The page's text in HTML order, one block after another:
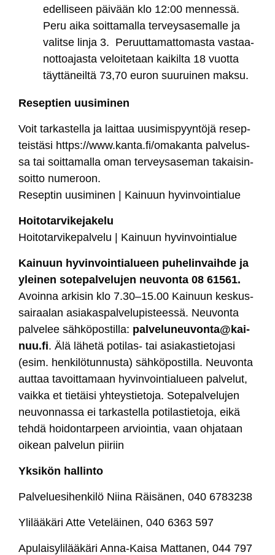
edel­li­seen päi­vään klo 12:00 men­nes­sä.
Pe­ru ai­ka soit­ta­mal­la ter­vey­sa­se­mal­le ja
va­lit­se lin­ja 3. Pe­ruut­ta­mat­to­mas­ta vas­taa­
not­toa­jas­ta ve­loi­te­taan kai­kil­ta 18 vuot­ta
täyt­tä­neil­tä 73,70 eu­ron suu­rui­nen mak­su.
Re­sep­tien uu­si­mi­nen
Voit tar­kas­tel­la ja lait­taa uu­si­mis­pyyn­tö­jä re­sep­
teis­tä­si https://www.kan­ta.fi/oma­kan­ta pal­ve­lus­
sa tai soit­ta­mal­la oman ter­vey­sa­se­man ta­kai­sin­
soit­to nu­me­roon.
Re­sep­tin uu­si­mi­nen | Kai­nuun hy­vin­voin­tia­lue
Hoi­to­tar­vi­ke­ja­ke­lu
Hoi­to­tar­vi­ke­pal­ve­lu | Kai­nuun hy­vin­voin­tia­lue
Kai­nuun hy­vin­voin­tia­lueen pu­he­lin­vaih­de ja
ylei­nen so­te­pal­ve­lu­jen neu­von­ta 08 61561.
Avoin­na ar­ki­sin klo 7.30–15.00 Kai­nuun kes­kus­
sai­raa­lan asia­kas­pal­ve­lu­pis­tees­sä. Neu­von­ta
pal­ve­lee säh­kö­pos­til­la: pal­ve­lu­neu­von­ta@kai­
nuu.fi. Älä lä­he­tä po­ti­las- tai asia­kas­tie­to­ja­si
(esim. hen­ki­lö­tun­nus­ta) säh­kö­pos­til­la. Neu­von­ta
aut­taa ta­voit­ta­maan hy­vin­voin­tia­lueen pal­ve­lut,
vaik­ka et tie­täi­si yh­teys­tie­to­ja. So­te­pal­ve­lu­jen
neu­von­nas­sa ei tar­kas­tel­la po­ti­las­tie­to­ja, ei­kä
teh­dä hoi­don­tar­peen ar­vioin­tia, vaan oh­ja­taan
oi­kean pal­ve­lun pii­riin
Yk­si­kön hal­lin­to
Pal­ve­lue­si­hen­ki­lö Nii­na Räi­sä­nen, 040 6783238
Yli­lää­kä­ri At­te Ve­te­läi­nen, 040 6363 597
Apu­lai­sy­li­lää­kä­ri An­na-Kai­sa Mat­ta­nen, 044 797